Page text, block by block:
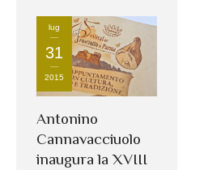
lug
31
2015
Antonino
Cannavacciuolo
inaugura la XVIII